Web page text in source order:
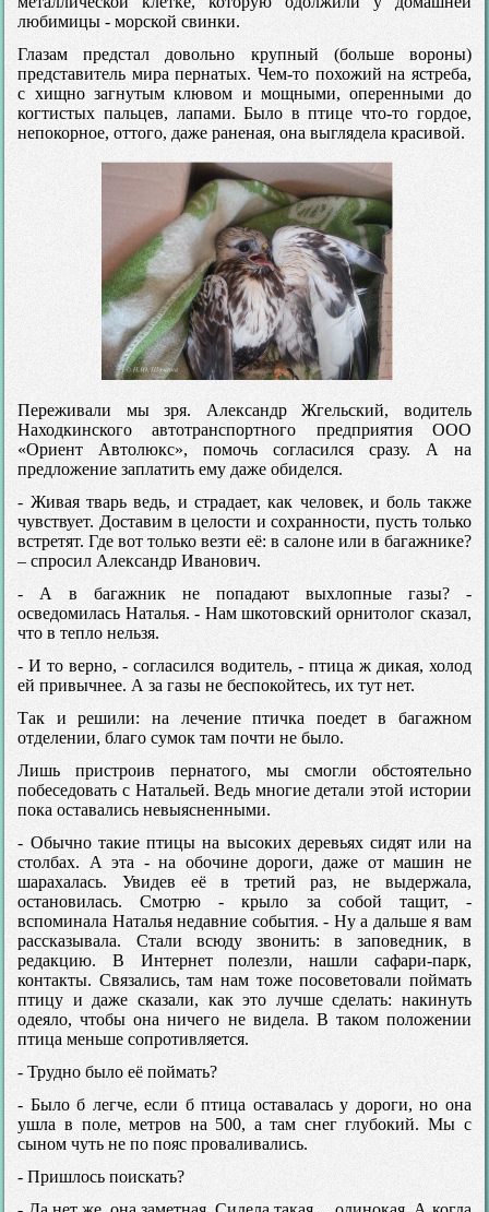
любимицы - морской свинки.
Глазам предстал довольно крупный (больше вороны)
представитель мира пернатых. Чем-то похожий на ястреба,
с хищно загнутым клювом и мощными, оперенными до
когтистых пальцев, лапами. Было в птице что-то гордое,
непокорное, оттого, даже раненая, она выглядела красивой.
Переживали мы зря. Александр Жгельский, водитель
Находкинского автотранспортного предприятия ООО
«Ориент Автолюкс», помочь согласился сразу. А на
предложение заплатить ему даже обиделся.
- Живая тварь ведь, и страдает, как человек, и боль также
чувствует. Доставим в целости и сохранности, пусть только
встретят. Где вот только везти её: в салоне или в багажнике?
– спросил Александр Иванович.
- А в багажник не попадают выхлопные газы? -
осведомилась Наталья. - Нам шкотовский орнитолог сказал,
что в тепло нельзя.
- И то верно, - согласился водитель, - птица ж дикая, холод
ей привычнее. А за газы не беспокойтесь, их тут нет.
Так и решили: на лечение птичка поедет в багажном
отделении, благо сумок там почти не было.
Лишь пристроив пернатого, мы смогли обстоятельно
побеседовать с Натальей. Ведь многие детали этой истории
пока оставались невыясненными.
- Обычно такие птицы на высоких деревьях сидят или на
столбах. А эта - на обочине дороги, даже от машин не
шарахалась. Увидев её в третий раз, не выдержала,
остановилась. Смотрю - крыло за собой тащит, -
вспоминала Наталья недавние события. - Ну а дальше я вам
рассказывала. Стали всюду звонить: в заповедник, в
редакцию. В Интернет полезли, нашли сафари-парк,
контакты. Связались, там нам тоже посоветовали поймать
птицу и даже сказали, как это лучше сделать: накинуть
одеяло, чтобы она ничего не видела. В таком положении
птица меньше сопротивляется.
- Трудно было её поймать?
- Было б легче, если б птица оставалась у дороги, но она
ушла в поле, метров на 500, а там снег глубокий. Мы с
сыном чуть не по пояс проваливались.
- Пришлось поискать?